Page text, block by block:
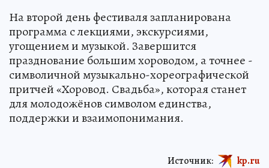
На второй день фестиваля запланирована
программа с лекциями, экскурсиями,
угощением и музыкой. Завершится
празднование большим хороводом, а точнее -
символичной музыкально-хореографической
притчей «Хоровод. Свадьба», которая станет
для молодожёнов символом единства,
поддержки и взаимопонимания.
Источник: kp.ru